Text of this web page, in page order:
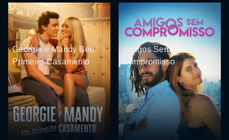
Georgie e Mandy Seu
Primeiro Casamento
Amigos Sem
Compromisso